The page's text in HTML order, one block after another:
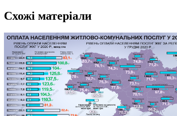
Схожі матеріали